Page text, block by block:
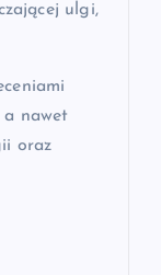
ulgi,
a nawet
oraz